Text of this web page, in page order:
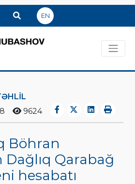
EN
9624
Böhran
Qarabağ
hesabatı